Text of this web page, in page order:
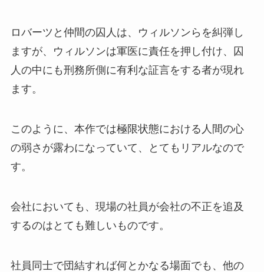
ロバーツと仲間の囚人は、ウィルソンらを糾弾し
ますが、ウィルソンは軍医に責任を押し付け、囚
人の中にも刑務所側に有利な証言をする者が現れ
ます。
このように、本作では極限状態における人間の心
の弱さが露わになっていて、とてもリアルなので
す。
会社においても、現場の社員が会社の不正を追及
するのはとても難しいものです。
社員同士で団結すれば何とかなる場面でも、他の